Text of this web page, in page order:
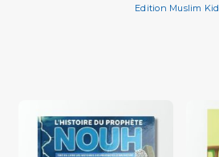
Edition Muslim Kid